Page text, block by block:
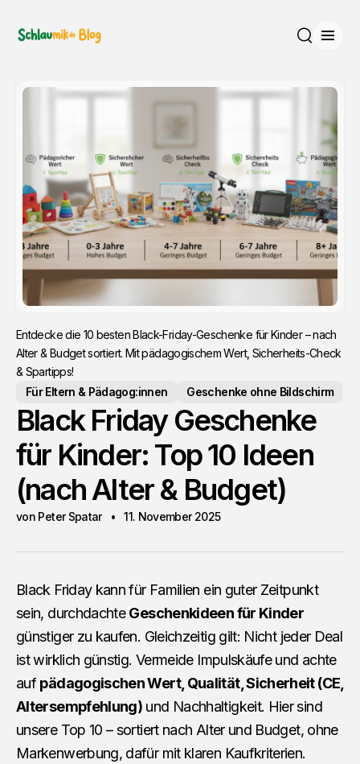
Entdecke die 10 besten Black-Friday-Geschenke für Kinder – nach
Alter & Budget sortiert. Mit pädagogischem Wert, Sicherheits-Check
& Spartipps!
Für Eltern & Pädagog:innen
Geschenke ohne Bildschirm
Black Friday Geschenke
für Kinder: Top 10 Ideen
(nach Alter & Budget)
von Peter Spatar 11. November 2025
Black Friday kann für Familien ein guter Zeitpunkt
sein, durchdachteGeschenkideen für Kinder
günstiger zu kaufen. Gleichzeitig gilt: Nicht jeder Deal
ist wirklich günstig. Vermeide Impulskäufe und achte
aufpädagogischen Wert, Qualität, Sicherheit (CE,
Altersempfehlung) und Nachhaltigkeit. Hier sind
unsere Top 10 – sortiert nach Alter und Budget, ohne
Markenwerbung, dafür mit klaren Kaufkriterien.